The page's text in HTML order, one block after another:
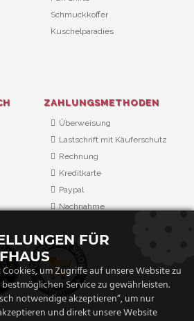
Schmuckkoffer
Kuschelparadies
ZAHLUNGSMETHODEN
Überweisung
Lastschrift mit Käuferschutz
Rechnung
Kreditkarte
Paypal
Nachnahme
FÜR
um Zugriffe auf unsere Website zu
Service zu gewährleisten.
notwendige akzeptieren“, um nur
und direkt unsere Website